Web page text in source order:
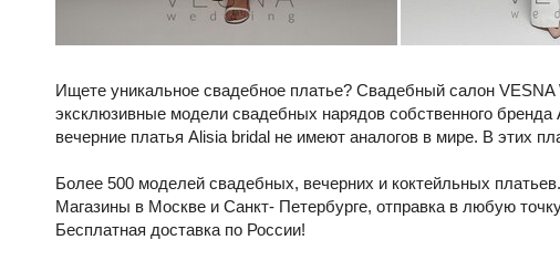
Ищете уникальное свадебное платье? Свадебный салон VESNA
эксклюзивные модели свадебных нарядов собственного
вечерние платья Alisia bridal не имеют аналогов в мире. В этих
Более 500 моделей свадебных, вечерних и коктейльных платьев.
Магазины в Москве и Санкт- Петербурге, отправка в любую
Бесплатная доставка по России!